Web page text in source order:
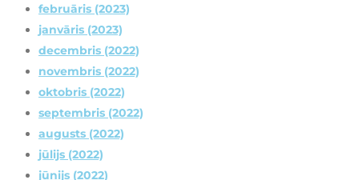
februāris (2023)
janvāris (2023)
decembris (2022)
novembris (2022)
oktobris (2022)
septembris (2022)
augusts (2022)
jūlijs (2022)
jūnijs (2022)